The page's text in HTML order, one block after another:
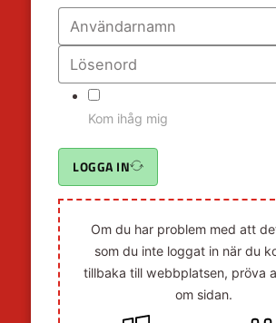
Kom ihåg mig
LOGGA IN
Om du har problem med att
som du inte loggat in när du
tillbaka till webbplatsen, pröva
om sidan.